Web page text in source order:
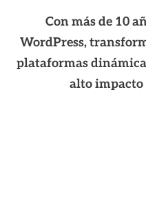
Con más de 10
WordPress,
plataformas
alto impacto